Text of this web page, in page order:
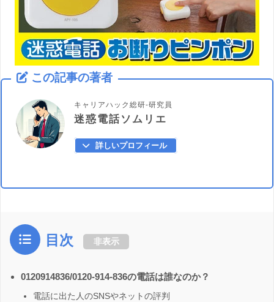
この記事の著者
キャリアハック総研-研究員
迷惑電話ソムリエ
詳しいプロフィール
目次 非表示
0120914836/0120-914-836の電話は誰なのか？
電話に出た人のSNSやネットの評判